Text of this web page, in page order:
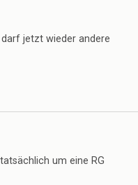
jetzt wieder andere
um eine RG